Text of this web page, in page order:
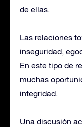
de ellas.
Las relaciones
inseguridad,
En este tipo de
muchas
integridad.
Una discusión